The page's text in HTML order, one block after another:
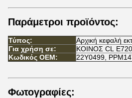
Παράμετροι προϊόντος:
Τύπος:
Αρχική κεφαλή
Για χρήση σε:
ΚΟΙΝΟΣ CL E720
Κωδικός OEM:
22Y0499,
Φωτογραφίες: